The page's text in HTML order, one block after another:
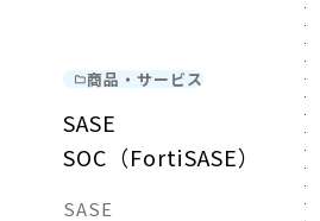
商品・サービス
SASE
SOC（FortiSASE）
SASE